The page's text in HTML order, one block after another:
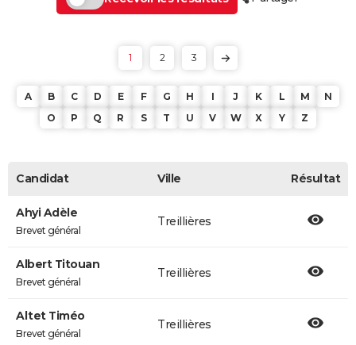
1 2 3
A B C D E F G H I J K L M
N
O
P Q R S T U V W X Y Z
Candidat Ville Résultat
Ahyi Adèle
Brevet général
Treillières
Albert Titouan
Brevet général
Treillières
Altet Timéo
Brevet général
Treillières